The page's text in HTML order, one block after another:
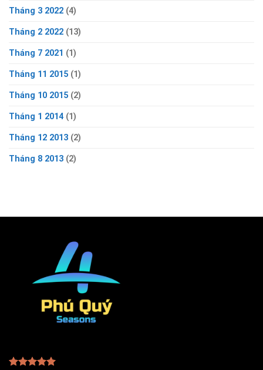
Tháng 3 2022 (4)
Tháng 2 2022 (13)
Tháng 7 2021 (1)
Tháng 11 2015 (1)
Tháng 10 2015 (2)
Tháng 1 2014 (1)
Tháng 12 2013 (2)
Tháng 8 2013 (2)